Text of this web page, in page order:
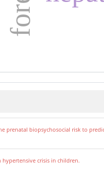
prenatal biopsychosocial risk to
crisis in children.